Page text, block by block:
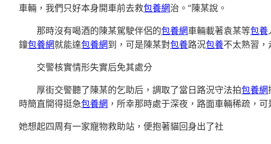
車輛，我們只好本身開車前去救包養網治。”陳某說。
那時沒有喝酒的陳某駕駛伴侶的包養網車輛載著袁某等包養
鐘包養網就能達包養網到，可是陳某對包養路況包養不太熟習，
交警核實情形失實后免其處分
厚街交警聽了陳某的乞助后，調取了當日路況守法拍包養網
時簡直開得挺急包養網 ，所幸那時處于深夜，路面車輛稀疏，
她想起四周有一家寵物救助站，便抱著貓回身出了社